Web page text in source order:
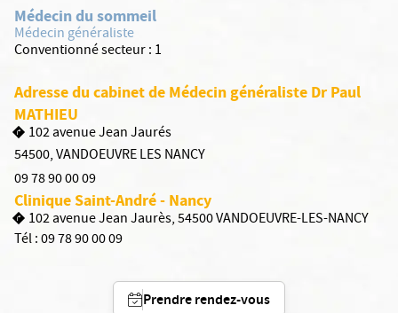
Médecin du sommeil
Médecin généraliste
Conventionné secteur : 1
Adresse du cabinet de Médecin généraliste Dr Paul
MATHIEU
102 avenue Jean Jaurés
54500,VANDOEUVRE LES NANCY
09 78 90 00 09
Clinique Saint-André - Nancy
102 avenue Jean Jaurès, 54500 VANDOEUVRE-LES-NANCY
Tél :09 78 90 00 09
Prendre rendez-vous